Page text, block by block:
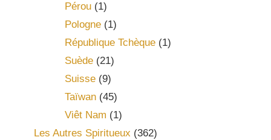
Pérou(1)
Pologne(1)
République Tchèque(1)
Suède(21)
Suisse(9)
Taïwan(45)
Viêt Nam (1)
Les Autres Spiritueux (362)